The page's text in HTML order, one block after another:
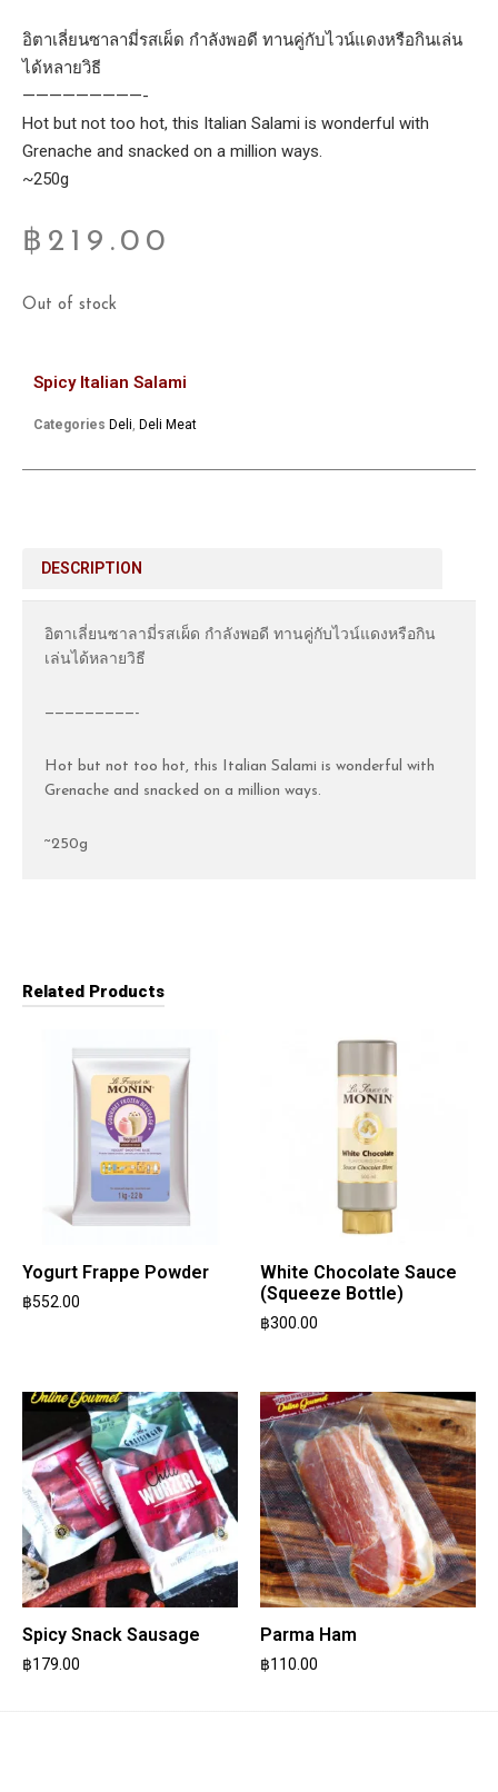
อิตาเลี่ยนซาลามี่รสเผ็ด กำลังพอดี ทานคู่กับไวน์แดงหรือกินเล่น
ได้หลายวิธี
—————————-
Hot but not too hot, this Italian Salami is wonderful with
Grenache and snacked on a million ways.
~250g
฿ 219.00
Out of stock
Spicy Italian Salami
Categories Deli, Deli Meat
DESCRIPTION
อิตาเลี่ยนซาลามี่รสเผ็ด กำลังพอดี ทานคู่กับไวน์แดงหรือกิน
เล่นได้หลายวิธี
—————————-
Hot but not too hot, this Italian Salami is wonderful with
Grenache and snacked on a million ways.
~250g
Related Products
Yogurt Frappe Powder
฿552.00
White Chocolate Sauce
(Squeeze Bottle)
฿300.00
Spicy Snack Sausage
฿179.00
Parma Ham
฿110.00